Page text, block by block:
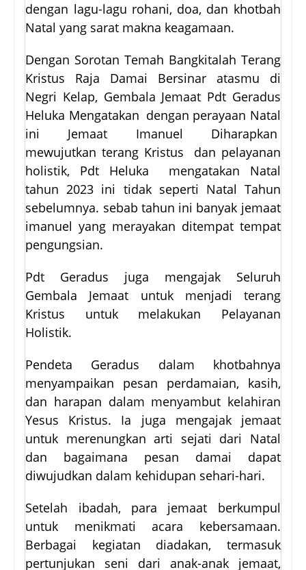
dengan lagu-lagu rohani, doa, dan khotbah
Natal yang sarat makna keagamaan.
Dengan Sorotan Temah Bangkitalah Terang
Kristus Raja Damai Bersinar atasmu di
Negri Kelap, Gembala Jemaat Pdt Geradus
Heluka Mengatakan dengan perayaan Natal
ini Jemaat Imanuel Diharapkan
mewujutkan terang Kristus dan pelayanan
holistik, Pdt Heluka mengatakan Natal
tahun 2023 ini tidak seperti Natal Tahun
sebelumnya. sebab tahun ini banyak jemaat
imanuel yang merayakan ditempat tempat
pengungsian.
Pdt Geradus juga mengajak Seluruh
Gembala Jemaat untuk menjadi terang
Kristus untuk melakukan Pelayanan
Holistik.
Pendeta Geradus dalam khotbahnya
menyampaikan pesan perdamaian, kasih,
dan harapan dalam menyambut kelahiran
Yesus Kristus. Ia juga mengajak jemaat
untuk merenungkan arti sejati dari Natal
dan bagaimana pesan damai dapat
diwujudkan dalam kehidupan sehari-hari.
Setelah ibadah, para jemaat berkumpul
untuk menikmati acara kebersamaan.
Berbagai kegiatan diadakan, termasuk
pertunjukan seni dari anak-anak jemaat,